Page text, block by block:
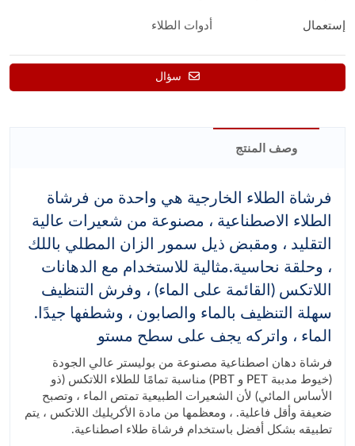
إستعمال أدوات الطلاء
سؤال
وصف المنتج
فرشاة الطلاء الخارجية هي واحدة من فرشاة
الطلاء الاصطناعية ، مصنوعة من شعيرات عالية
التقليد ، ومقبض ذيل سمور الزان المطلي باللك
، وحلقة نحاسية.مثالية للاستخدام مع الدهانات
اللاتكس (القائمة على الماء) ، وفرش التنظيف
سهلة التنظيف بالماء والصابون ، وشطفها جيدًا.
الماء ، واتركه يجف على سطح مستو
فرشاة دهان اصطناعية مصنوعة من بوليستر عالي الجودة
(خيوط مدببة PET و PBT) مناسبة تمامًا للطلاء اللاتكس (ذو
الأساس المائي) لأن الشعيرات الطبيعية تمتص الماء ، وتصبح
ضعيفة وأقل فاعلية. ، ومعظمها من مادة الأكريليك اللاتكس ، يتم
تطبيقه بشكل أفضل باستخدام فرشاة طلاء اصطناعية.